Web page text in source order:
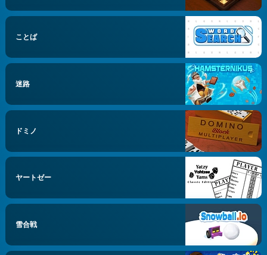
ことば
迷路
ドミノ
ヤートゼー
雪合戦